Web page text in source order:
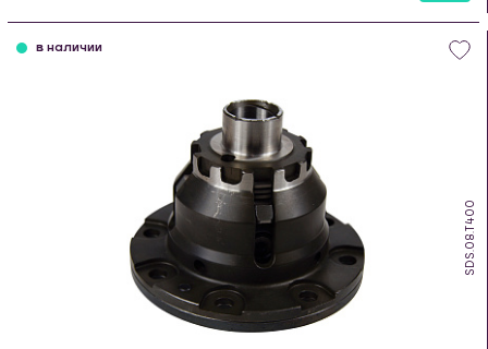
SDS.08.T400
в наличии